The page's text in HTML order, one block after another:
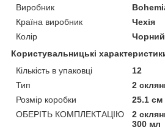
Виробник
Країна виробник
Чехія
Колір
Чорний
Користувальницькі
Кількість в упаковці
12
Тип
2
Розмір коробки
25.1 см
ОБЕРІТЬ КОМПЛЕКТАЦІЮ
2
300 мл